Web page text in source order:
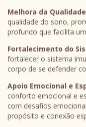
Melhora da
qualidade do sono,
profundo que facilita
Fortalecimento do
fortalecer o sistema
corpo de se defender
Apoio Emocional e
conforto emocional e
com desafios
propósito e conexão